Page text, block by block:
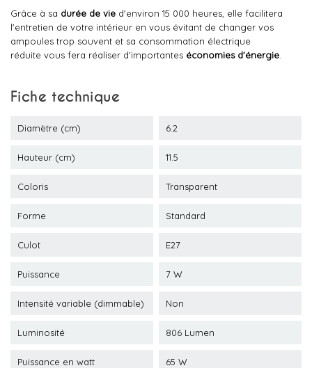
Grâce à sa durée de vie d'environ 15 000 heures, elle facilitera
l'entretien de votre intérieur en vous évitant de changer vos
ampoules trop souvent et sa consommation électrique
réduite vous fera réaliser d'importantes économies d'énergie
Fiche technique
Diamètre (cm) 6.2
Hauteur (cm) 11.5
Coloris Transparent
Forme Standard
Culot E27
Puissance 7 W
Intensité variable (dimmable) Non
Luminosité 806 Lumen
Puissance en watt
65 W